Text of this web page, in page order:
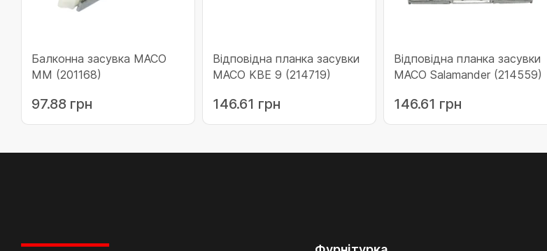
Балконна засувка MACO
MM (201168)
97.88 грн
Відповідна планка засувки
MACO KBE 9 (214719)
146.61 грн
Відповідна планка засувки
MACO Salamander (214559)
146.61 грн